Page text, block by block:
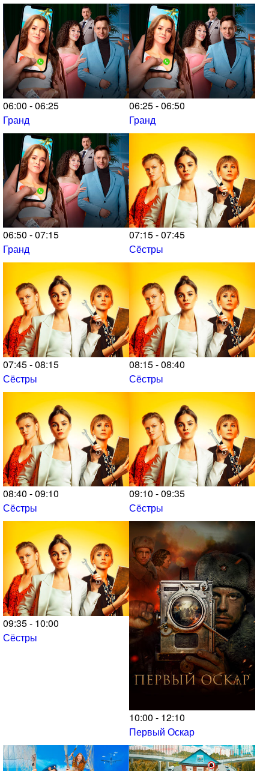
06:00 - 06:25
Гранд
06:25 - 06:50
Гранд
06:50 - 07:15
Гранд
07:15 - 07:45
Сёстры
07:45 - 08:15
Сёстры
08:15 - 08:40
Сёстры
08:40 - 09:10
Сёстры
09:10 - 09:35
Сёстры
09:35 - 10:00
Сёстры
10:00 - 12:10
Первый Оскар